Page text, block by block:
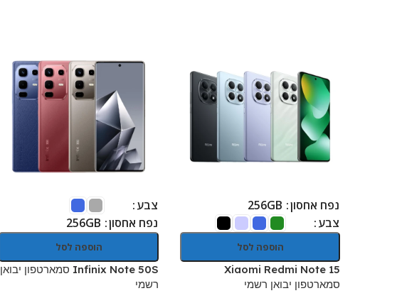
נפח אחסון 256GB
צבע
הוספה לסל
Xiaomi Redmi Note 15
סמארטפון יבואן רשמי
צבע
נפח אחסון 256GB
הוספה לסל
Infinix Note 50S סמארטפון יבואן
רשמי